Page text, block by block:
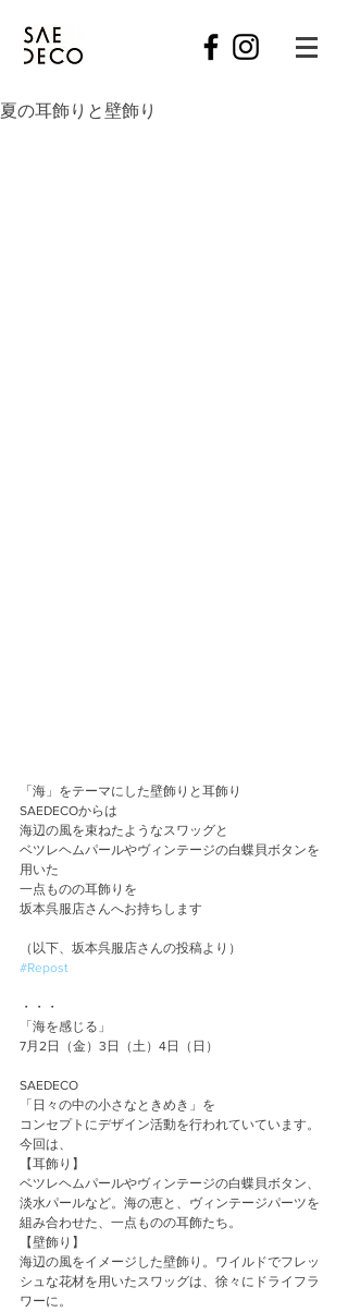
夏の耳飾りと壁飾り
「海」をテーマにした壁飾りと耳飾り
SAEDECOからは
海辺の風を束ねたようなスワッグと
ベツレヘムパールやヴィンテージの白蝶貝ボタンを
用いた
一点ものの耳飾りを
坂本呉服店さんへお持ちします
（以下、坂本呉服店さんの投稿より）
#Repost
・・・
「海を感じる」
7月2日（金）3日（土）4日（日）
SAEDECO
「日々の中の小さなときめき」を
コンセプトにデザイン活動を行われていています。
今回は、
【耳飾り】
ベツレヘムパールやヴィンテージの白蝶貝ボタン、
淡水パールなど。海の恵と、ヴィンテージパーツを
組み合わせた、一点ものの耳飾たち。
【壁飾り】
海辺の風をイメージした壁飾り。ワイルドでフレッ
シュな花材を用いたスワッグは、徐々にドライフラ
ワーに。